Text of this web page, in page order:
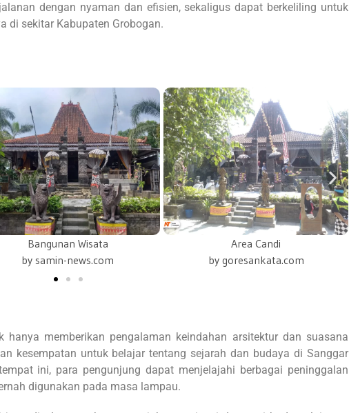
dengan nyaman dan efisien, sekaligus dapat berkeliling untuk
di sekitar Kabupaten Grobogan.
Area Candi
by goresankata.com
Pura Candiby
instagram/groboganviral.id
memberikan pengalaman keindahan arsitektur dan suasana
kesempatan untuk belajar tentang sejarah dan budaya di Sanggar
ini, para pengunjung dapat menjelajahi berbagai peninggalan
digunakan pada masa lampau.